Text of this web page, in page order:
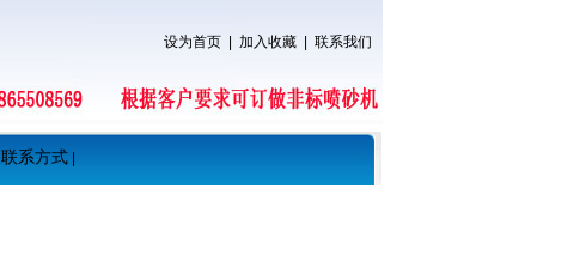
设为首页| 加入收藏| 联系我们
联系方式|